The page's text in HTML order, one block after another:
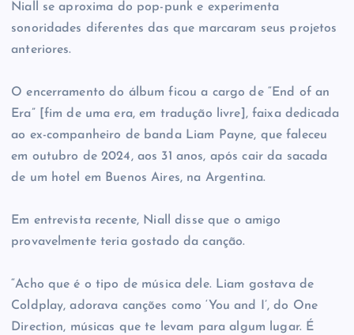
Niall se aproxima do pop-punk e experimenta
sonoridades diferentes das que marcaram seus projetos
anteriores.
O encerramento do álbum ficou a cargo de “End of an
Era” [fim de uma era, em tradução livre], faixa dedicada
ao ex-companheiro de banda Liam Payne, que faleceu
em outubro de 2024, aos 31 anos, após cair da sacada
de um hotel em Buenos Aires, na Argentina.
Em entrevista recente, Niall disse que o amigo
provavelmente teria gostado da canção.
“Acho que é o tipo de música dele. Liam gostava de
Coldplay, adorava canções como ‘You and I’, do One
Direction, músicas que te levam para algum lugar. É